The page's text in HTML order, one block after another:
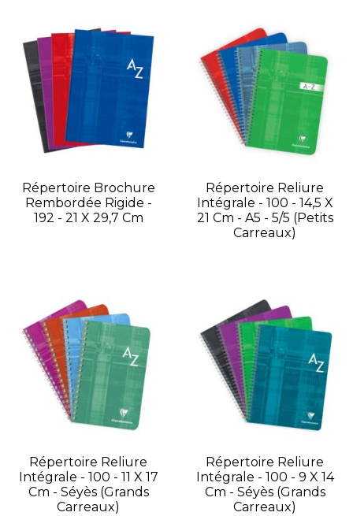
Répertoire Brochure
Rembordée Rigide -
192 - 21 X 29,7 Cm
Répertoire Reliure
Intégrale - 100 - 14,5 X
21 Cm - A5 - 5/5 (petits
Carreaux)
Répertoire Reliure
Intégrale - 100 - 11 X 17
Cm - Séyès (grands
Carreaux)
Répertoire Reliure
Intégrale - 100 - 9 X 14
Cm - Séyès (grands
Carreaux)